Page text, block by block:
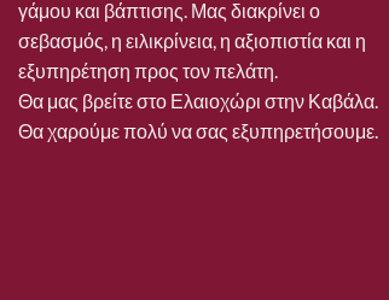
γάμου και βάπτισης. Μας διακρίνει ο
σεβασμός, η ειλικρίνεια, η αξιοπιστία και η
εξυπηρέτηση προς τον πελάτη.
Θα μας βρείτε στο Ελαιοχώρι στην Καβάλα.
Θα χαρούμε πολύ να σας εξυπηρετήσουμε.